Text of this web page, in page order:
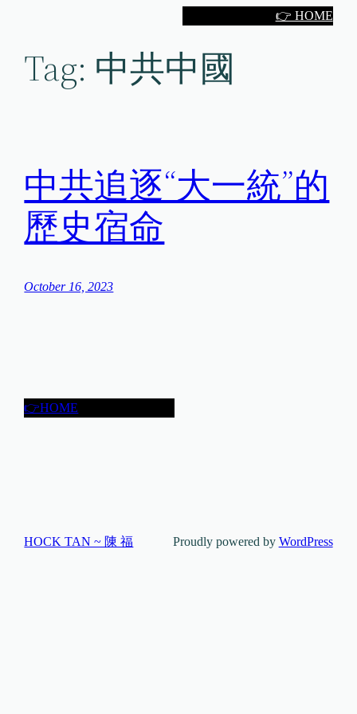
👉 HOME
Tag: 中共中國
中共追逐“大一統”的
歷史宿命
October 16, 2023
👉HOME
HOCK TAN ~ 陳 福 Proudly powered by WordPress